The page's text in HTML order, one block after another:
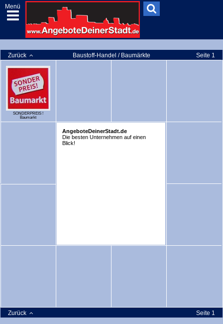
Menü
Zurück Baustoff-Handel / Baumärkte Seite 1
SONDERPREIS !
Baumarkt
AngeboteDeinerStadt.de
Die besten Unternehmen auf einen
Blick!
Zurück Seite 1